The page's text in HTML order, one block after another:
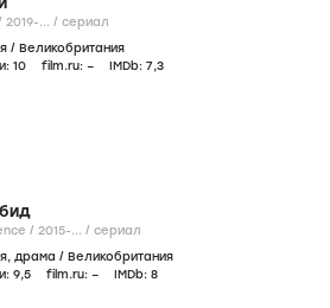
/ 2019-... / сериал
/ Великобритания
10 film.ru: – IMDb: 7,3
No Offence / 2015-... / сериал
, драма / Великобритания
9,5 film.ru: – IMDb: 8